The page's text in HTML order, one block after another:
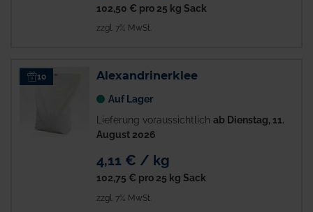
102,50 € pro 25 kg Sack
zzgl. 7% MwSt.
10 Alexandrinerklee
Auf Lager
Lieferung voraussichtlich ab Dienstag, 11.
August 2026
4,11 € / kg
102,75 € pro 25 kg Sack
zzgl. 7% MwSt.